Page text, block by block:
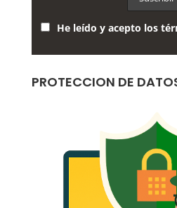
He leído y acepto los
PROTECCION DE